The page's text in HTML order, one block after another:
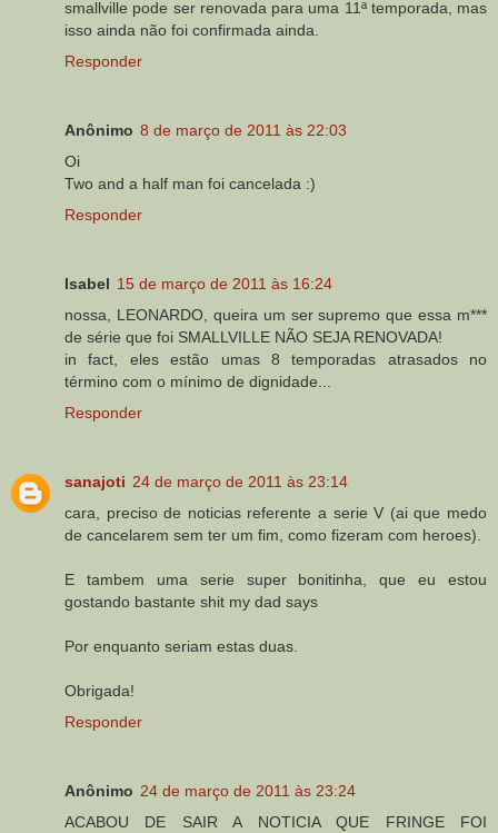
smallville pode ser renovada para uma 11ª temporada, mas
isso ainda não foi confirmada ainda.
Responder
Anônimo 8 de março de 2011 às 22:03
Oi
Two and a half man foi cancelada :)
Responder
Isabel 15 de março de 2011 às 16:24
nossa, LEONARDO, queira um ser supremo que essa m***
de série que foi SMALLVILLE NÃO SEJA RENOVADA!
in fact, eles estão umas 8 temporadas atrasados no
término com o mínimo de dignidade...
Responder
sanajoti 24 de março de 2011 às 23:14
cara, preciso de noticias referente a serie V (ai que medo
de cancelarem sem ter um fim, como fizeram com heroes).
E tambem uma serie super bonitinha, que eu estou
gostando bastante shit my dad says
Por enquanto seriam estas duas.
Obrigada!
Responder
Anônimo 24 de março de 2011 às 23:24
ACABOU DE SAIR A NOTICIA QUE FRINGE FOI